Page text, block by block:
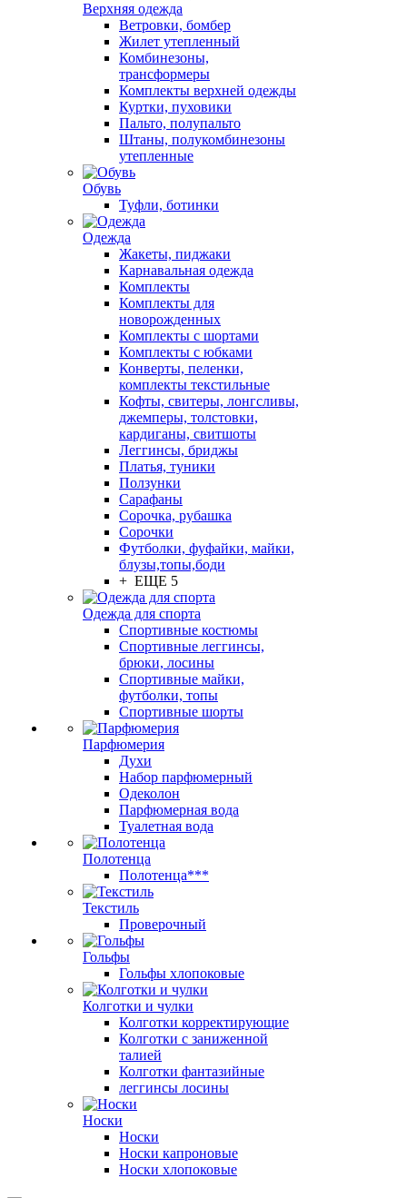
Верхняя одежда
Ветровки, бомбер
Жилет утепленный
Комбинезоны,
трансформеры
Комплекты верхней одежды
Куртки, пуховики
Пальто, полупальто
Штаны, полукомбинезоны
утепленные
Обувь
Туфли, ботинки
Одежда
Жакеты, пиджаки
Карнавальная одежда
Комплекты
Комплекты для
новорожденных
Комплекты с шортами
Комплекты с юбками
Конверты, пеленки,
комплекты текстильные
Кофты, свитеры, лонгсливы,
джемперы, толстовки,
кардиганы, свитшоты
Леггинсы, бриджы
Платья, туники
Ползунки
Сарафаны
Сорочка, рубашка
Сорочки
Футболки, фуфайки, майки,
блузы,топы,боди
+ ЕЩЕ 5
Одежда для спорта
Спортивные костюмы
Спортивные леггинсы,
брюки, лосины
Спортивные майки,
футболки, топы
Спортивные шорты
Парфюмерия
Духи
Набор парфюмерный
Одеколон
Парфюмерная вода
Туалетная вода
Полотенца
Полотенца***
Текстиль
Проверочный
Гольфы
Гольфы хлопоковые
Колготки и чулки
Колготки корректирующие
Колготки с заниженной
талией
Колготки фантазийные
леггинсы лосины
Носки
Носки
Носки капроновые
Носки хлопоковые